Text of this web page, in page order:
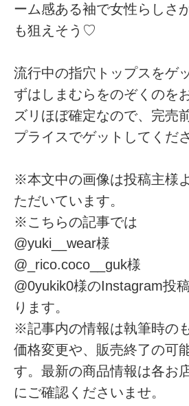
ーム感ある袖で女性らしさ
も狙えそう♡
流行中の指穴トップスをゲ
ずはしまむらをのぞくのを
ズリほぼ確定なので、完売
プライスでゲットしてくだ
※本文中の画像は投稿主様
ただいています。
※こちらの記事では
@yuki__wear様
@_rico.coco__guk様
@0yukik0様のInstagram投
ります。
※記事内の情報は執筆時の
価格変更や、販売終了の可
す。最新の商品情報は各お
にご確認くださいませ。